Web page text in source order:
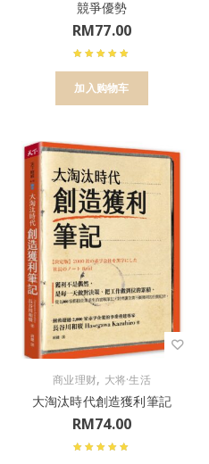
競爭優勢
RM77.00
加入购物车
商业理财, 大将·生活
大淘汰時代創造獲利筆記
RM74.00